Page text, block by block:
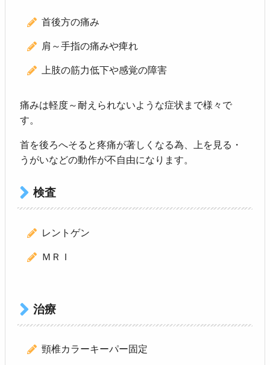
首後方の痛み
肩～手指の痛みや痺れ
上肢の筋力低下や感覚の障害
痛みは軽度～耐えられないような症状まで様々で
す。
首を後ろへそると疼痛が著しくなる為、上を見る・
うがいなどの動作が不自由になります。
検査
レントゲン
ＭＲＩ
治療
頸椎カラーキーパー固定